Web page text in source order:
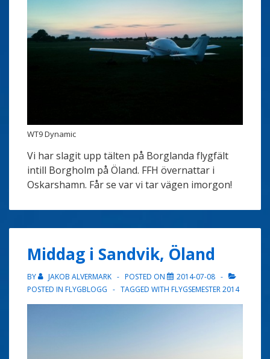
WT9 Dynamic
Vi har slagit upp tälten på Borglanda flygfält
intill Borgholm på Öland. FFH övernattar i
Oskarshamn. Får se var vi tar vägen imorgon!
Middag i Sandvik, Öland
BY JAKOB ALVERMARK POSTED ON
2014-07-08
POSTED IN FLYGBLOGG TAGGED WITH FLYGSEMESTER 2014